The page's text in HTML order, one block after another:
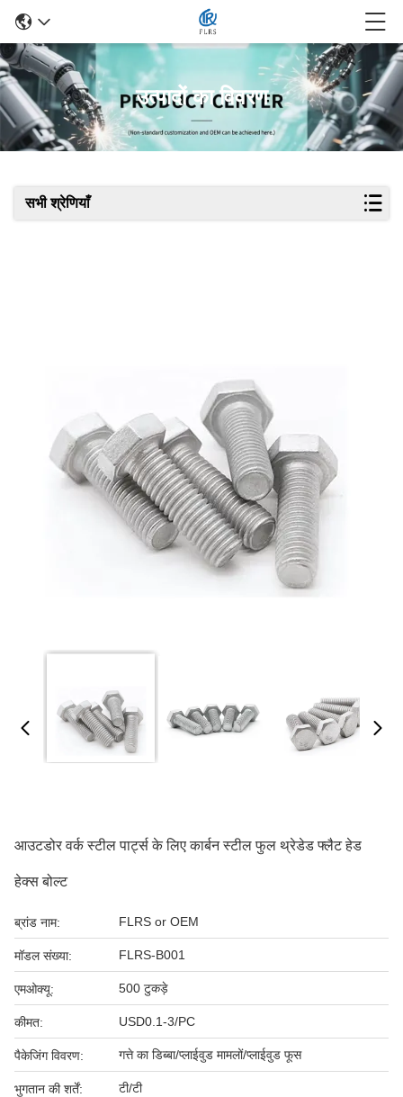
उत्पादों का विवरण
सभी श्रेणियाँ
आउटडोर वर्क स्टील पार्ट्स के लिए कार्बन स्टील फुल थ्रेडेड फ्लैट हेड
हेक्स बोल्ट
ब्रांड नाम: FLRS or OEM
मॉडल संख्या: FLRS-B001
एमओक्यू: 500 टुकड़े
कीमत: USD0.1-3/PC
पैकेजिंग विवरण: गत्ते का डिब्बा/प्लाईवुड मामलों/प्लाईवुड फूस
भुगतान की शर्तें: टी/टी